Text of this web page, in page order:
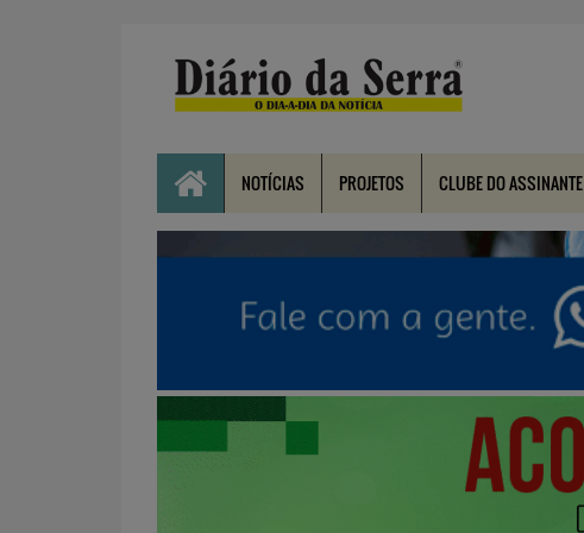
NOTÍCIAS PROJETOS CLUBE DO ASSINANTE